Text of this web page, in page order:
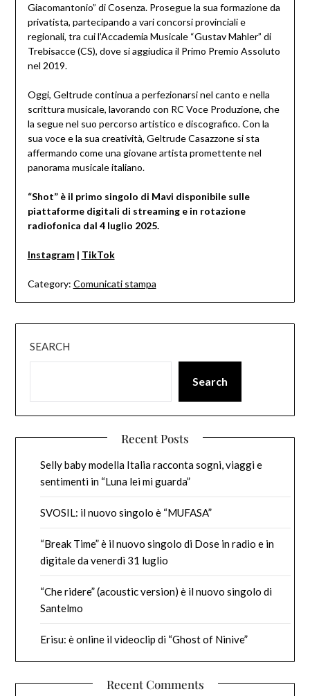
Giacomantonio” di Cosenza. Prosegue la sua formazione da
privatista, partecipando a vari concorsi provinciali e
regionali, tra cui l’Accademia Musicale “Gustav Mahler” di
Trebisacce (CS), dove si aggiudica il Primo Premio Assoluto
nel 2019.
Oggi, Geltrude continua a perfezionarsi nel canto e nella
scrittura musicale, lavorando con RC Voce Produzione, che
la segue nel suo percorso artistico e discografico. Con la
sua voce e la sua creatività, Geltrude Casazzone si sta
affermando come una giovane artista promettente nel
panorama musicale italiano.
“Shot” è il primo singolo di Mavi disponibile sulle
piattaforme digitali di streaming e in rotazione
radiofonica dal 4 luglio 2025.
Instagram | TikTok
Category: Comunicati stampa
SEARCH
Search
Recent Posts
Selly baby modella Italia racconta sogni, viaggi e
sentimenti in “Luna lei mi guarda”
SVOSIL: il nuovo singolo è “MUFASA”
“Break Time” è il nuovo singolo di Dose in radio e in
digitale da venerdì 31 luglio
“Che ridere” (acoustic version) è il nuovo singolo di
Santelmo
Erisu: è online il videoclip di “Ghost of Ninive”
Recent Comments